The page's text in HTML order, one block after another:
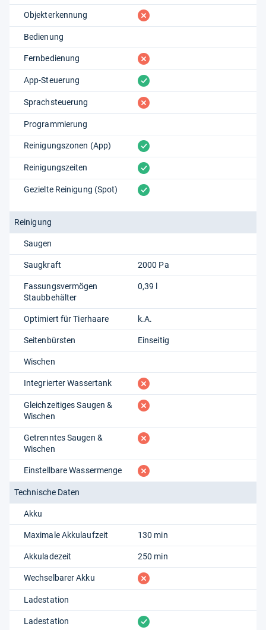
Objekterkennung fehlt
Bedienung
Fernbedienung fehlt
App-Steuerung vorhanden
Sprachsteuerung fehlt
Programmierung
Reinigungszonen (App) vorhanden
Reinigungszeiten vorhanden
Gezielte Reinigung (Spot) vorhanden
Reinigung
Saugen
Saugkraft 2000 Pa
Fassungsvermögen
Staubbehälter
0,39 l
Optimiert für Tierhaare k.A.
Seitenbürsten Einseitig
Wischen
Integrierter Wassertank fehlt
Gleichzeitiges Saugen &
Wischen
fehlt
Getrenntes Saugen &
Wischen
fehlt
Einstellbare Wassermenge fehlt
Technische Daten
Akku
Maximale Akkulaufzeit 130 min
Akkuladezeit 250 min
Wechselbarer Akku fehlt
Ladestation
Ladestation vorhanden